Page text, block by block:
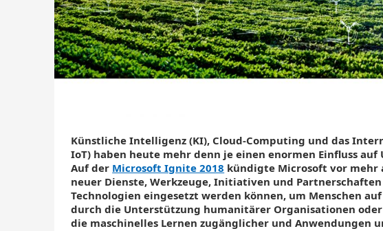
Künstliche Intelligenz (KI), Cloud-Computing und das
IoT) haben heute mehr denn je einen enormen Einfluss
Auf der Microsoft Ignite 2018 kündigte Microsoft vor mehr
neuer Dienste, Werkzeuge, Initiativen und
Technologien eingesetzt werden können, um Menschen
durch die Unterstützung humanitärer Organisationen
die maschinelles Lernen zugänglicher und Anwendungen